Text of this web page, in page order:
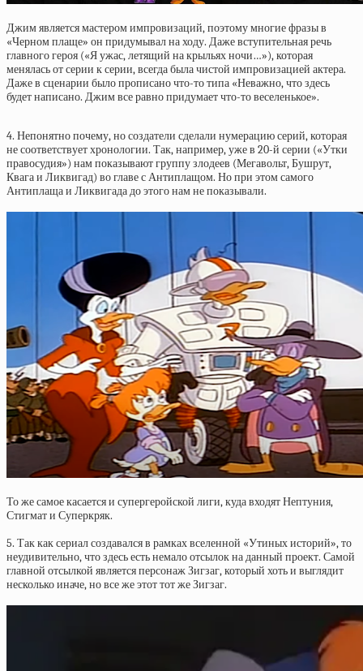
Джим является мастером импровизаций, поэтому многие фразы в
«Черном плаще» он придумывал на ходу. Даже вступительная речь
главного героя («Я ужас, летящий на крыльях ночи…»), которая
менялась от серии к серии, всегда была чистой импровизацией актера.
Даже в сценарии было прописано что-то типа «Неважно, что здесь
будет написано. Джим все равно придумает что-то веселенькое».
4. Непонятно почему, но создатели сделали нумерацию серий, которая
не соответствует хронологии. Так, например, уже в 20-й серии («Утки
правосудия») нам показывают группу злодеев (Мегавольт, Бушрут,
Квага и Ликвигад) во главе с Антиплащом. Но при этом самого
Антиплаща и Ликвигада до этого нам не показывали.
То же самое касается и супергеройской лиги, куда входят Нептуния,
Стигмат и Суперкряк.
5. Так как сериал создавался в рамках вселенной «Утиных историй», то
неудивительно, что здесь есть немало отсылок на данный проект. Самой
главной отсылкой является персонаж Зигзаг, который хоть и выглядит
несколько иначе, но все же этот тот же Зигзаг.